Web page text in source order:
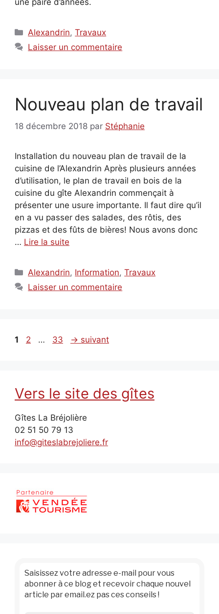
une paire d’années.
Catégories
Alexandrin,Travaux
Laisser un commentaire
Nouveau plan de travail
18 décembre 2018 par Stéphanie
Installation du nouveau plan de travail de la
cuisine de l’Alexandrin Après plusieurs années
d’utilisation, le plan de travail en bois de la
cuisine du gîte Alexandrin commençait à
présenter une usure importante. Il faut dire qu’il
en a vu passer des salades, des rôtis, des
pizzas et des fûts de bières! Nous avons donc
… Lire la suite
Catégories
Alexandrin, Information,Travaux
Laisser un commentaire
Page
1 Page
2 … Page
33 → suivant
Vers le site des gîtes
Gîtes La Bréjolière
02 51 50 79 13
info@giteslabrejoliere.fr
Saisissez votre adresse e-mail pour vous
abonner à ce blog et recevoir chaque nouvel
article par email.ez pas ces conseils !